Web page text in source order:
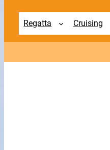
Regatta Cruising